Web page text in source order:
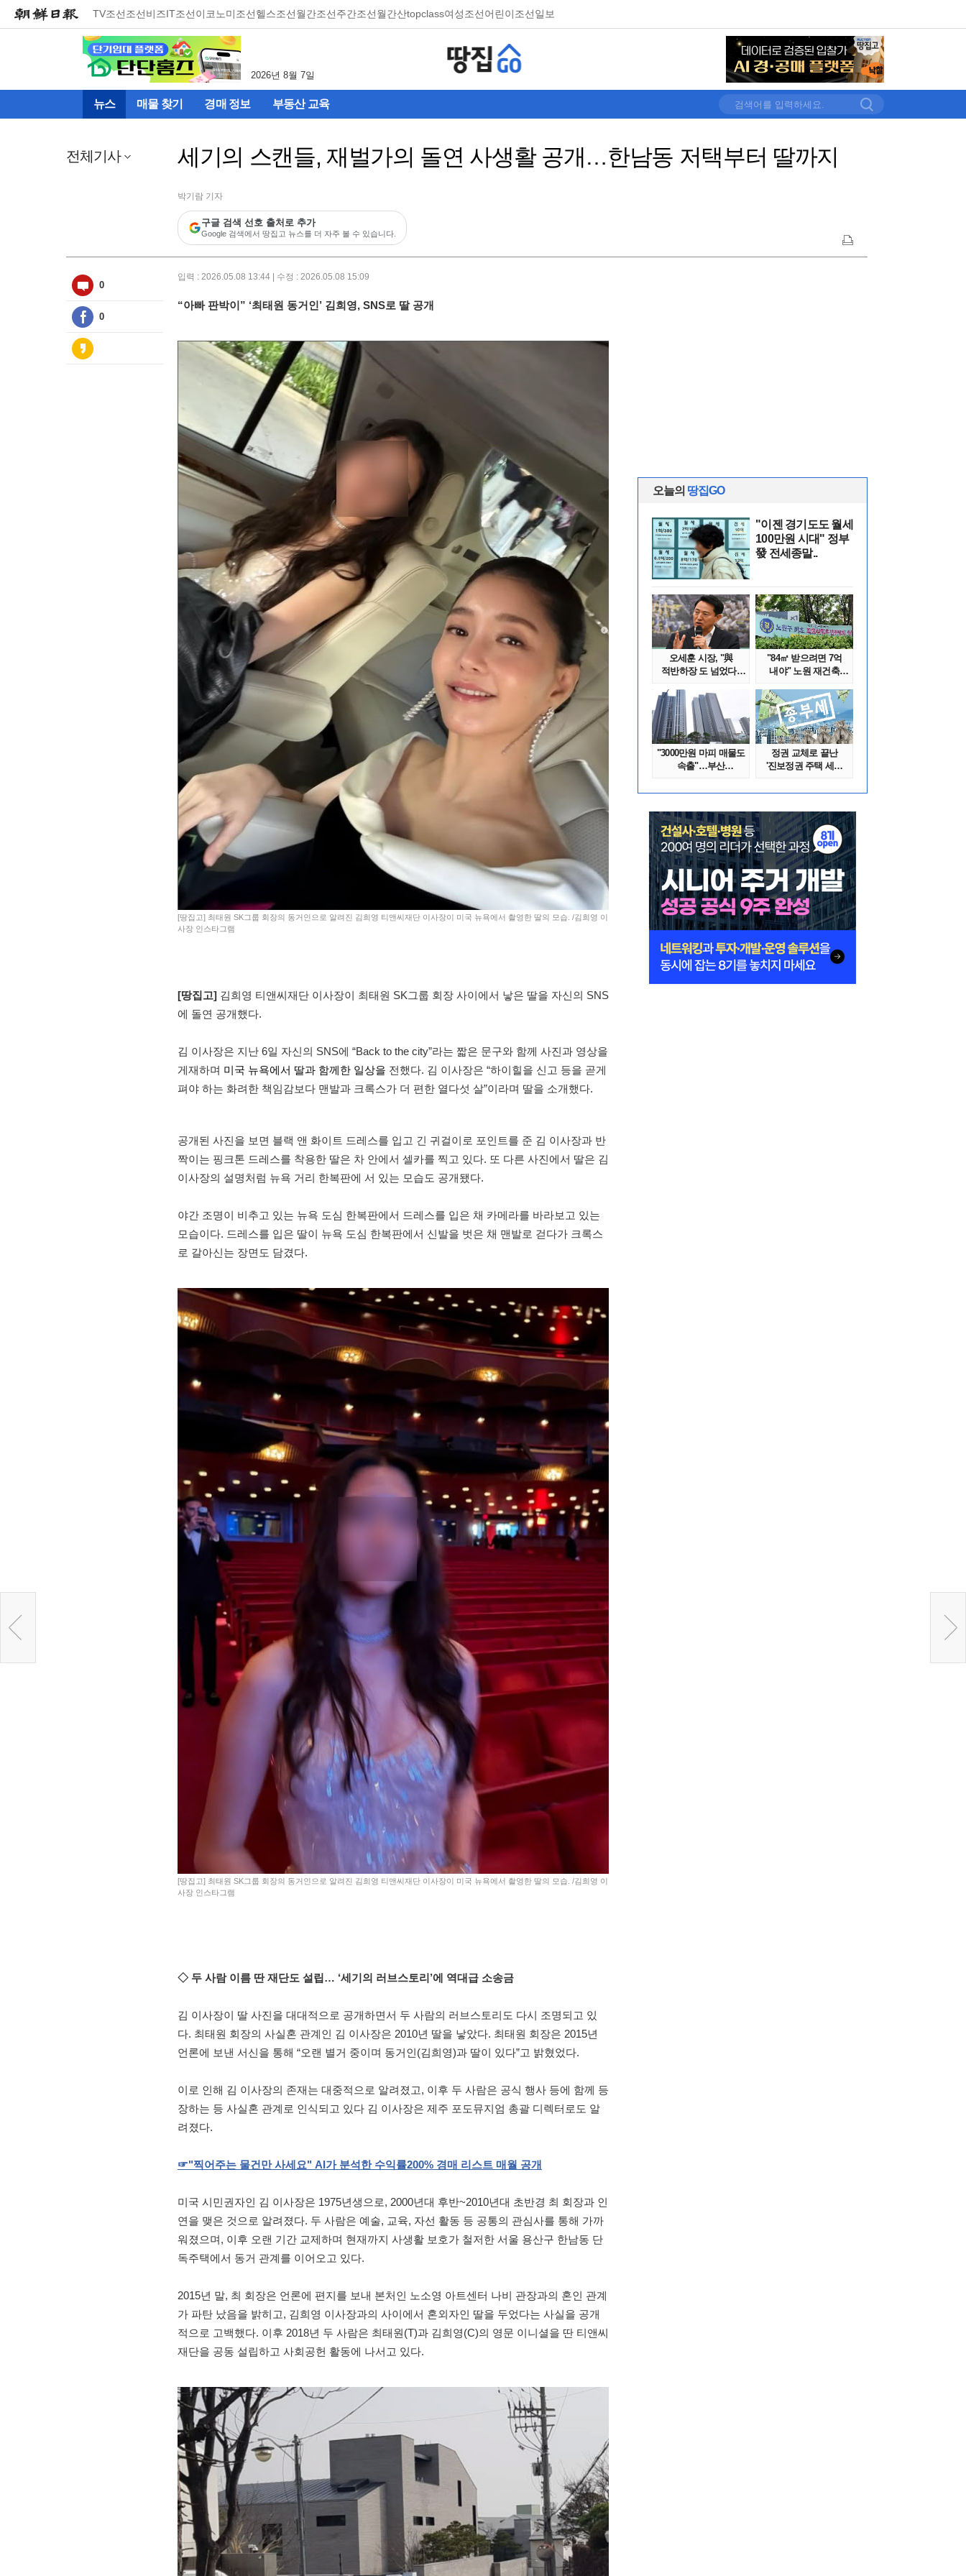
TV조선조선비즈IT조선이코노미조선헬스조선월간조선주간조선월간산topclass여성조선어린이조선일보
2026년 8월 7일
뉴스 매물 찾기 경매 정보 부동산 교육
전체기사 세기의 스캔들, 재벌가의 돌연 사생활 공개…한남동 저택부터 딸까지
박기람 기자
구글 검색 선호 출처로 추가
Google 검색에서 땅집고 뉴스를 더 자주 볼 수 있습니다.
0
0
입력 : 2026.05.08 13:44 | 수정 : 2026.05.08 15:09
“아빠 판박이” ‘최태원 동거인’ 김희영, SNS로 딸 공개
[땅집고] 최태원 SK그룹 회장의 동거인으로 알려진 김희영 티앤씨재단 이사장이 미국 뉴욕에서 촬영한 딸의 모습. /김희영 이
사장 인스타그램
[땅집고] 김희영 티앤씨재단 이사장이 최태원 SK그룹 회장 사이에서 낳은 딸을 자신의 SNS
에 돌연 공개했다.
김 이사장은 지난 6일 자신의 SNS에 “Back to the city”라는 짧은 문구와 함께 사진과 영상을
게재하며 미국 뉴욕에서 딸과 함께한 일상을 전했다. 김 이사장은 “하이힐을 신고 등을 곧게
펴야 하는 화려한 책임감보다 맨발과 크록스가 더 편한 열다섯 살”이라며 딸을 소개했다.
공개된 사진을 보면 블랙 앤 화이트 드레스를 입고 긴 귀걸이로 포인트를 준 김 이사장과 반
짝이는 핑크톤 드레스를 착용한 딸은 차 안에서 셀카를 찍고 있다. 또 다른 사진에서 딸은 김
이사장의 설명처럼 뉴욕 거리 한복판에 서 있는 모습도 공개됐다.
야간 조명이 비추고 있는 뉴욕 도심 한복판에서 드레스를 입은 채 카메라를 바라보고 있는
모습이다. 드레스를 입은 딸이 뉴욕 도심 한복판에서 신발을 벗은 채 맨발로 걷다가 크록스
로 갈아신는 장면도 담겼다.
[땅집고] 최태원 SK그룹 회장의 동거인으로 알려진 김희영 티앤씨재단 이사장이 미국 뉴욕에서 촬영한 딸의 모습. /김희영 이
사장 인스타그램
◇ 두 사람 이름 딴 재단도 설립… ‘세기의 러브스토리’에 역대급 소송금
김 이사장이 딸 사진을 대대적으로 공개하면서 두 사람의 러브스토리도 다시 조명되고 있
다. 최태원 회장의 사실혼 관계인 김 이사장은 2010년 딸을 낳았다. 최태원 회장은 2015년
언론에 보낸 서신을 통해 “오랜 별거 중이며 동거인(김희영)과 딸이 있다”고 밝혔었다.
이로 인해 김 이사장의 존재는 대중적으로 알려졌고, 이후 두 사람은 공식 행사 등에 함께 등
장하는 등 사실혼 관계로 인식되고 있다 김 이사장은 제주 포도뮤지엄 총괄 디렉터로도 알
려졌다.
☞"찍어주는 물건만 사세요" AI가 분석한 수익률200% 경매 리스트 매월 공개
미국 시민권자인 김 이사장은 1975년생으로, 2000년대 후반~2010년대 초반경 최 회장과 인
연을 맺은 것으로 알려졌다. 두 사람은 예술, 교육, 자선 활동 등 공통의 관심사를 통해 가까
워졌으며, 이후 오랜 기간 교제하며 현재까지 사생활 보호가 철저한 서울 용산구 한남동 단
독주택에서 동거 관계를 이어오고 있다.
2015년 말, 최 회장은 언론에 편지를 보내 본처인 노소영 아트센터 나비 관장과의 혼인 관계
가 파탄 났음을 밝히고, 김희영 이사장과의 사이에서 혼외자인 딸을 두었다는 사실을 공개
적으로 고백했다. 이후 2018년 두 사람은 최태원(T)과 김희영(C)의 영문 이니셜을 딴 티앤씨
재단을 공동 설립하고 사회공헌 활동에 나서고 있다.
오늘의 땅집GO
"이젠 경기도도 월세
100만원 시대" 정부
發 전세종말..
오세훈 시장, "與
적반하장 도 넘었다"
"84㎡ 받으려면 7억
내야" 노원 재건축
"3000만원 마피 매물도
속출"…부산
정권 교체로 끝난
'진보정권 주택 세금